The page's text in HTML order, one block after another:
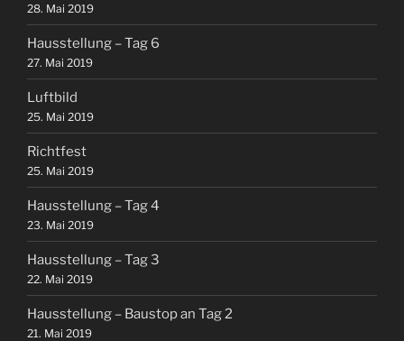
28. Mai 2019
Hausstellung – Tag 6
27. Mai 2019
Luftbild
25. Mai 2019
Richtfest
25. Mai 2019
Hausstellung – Tag 4
23. Mai 2019
Hausstellung – Tag 3
22. Mai 2019
Hausstellung – Baustop an Tag 2
21. Mai 2019